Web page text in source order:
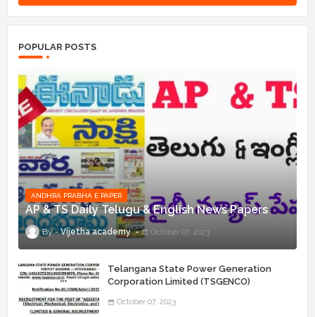
POPULAR POSTS
ANDHRA PRABHA E PAPER
AP & TS Daily Telugu & English News Papers
Vijetha academy October 07, 2023
Telangana State Power Generation
Corporation Limited (TSGENCO)
“Assistant Engineers" Posts
October 07, 2023